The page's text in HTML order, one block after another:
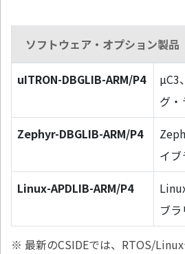
ソフトウェア・オプション製品
uITRON-DBGLIB-ARM/P4
µC3
グ・
Zephyr-DBGLIB-ARM/P4
イブ
Linux-APDLIB-ARM/P4
ブラ
※ 最新のCSIDEでは、RTOS/